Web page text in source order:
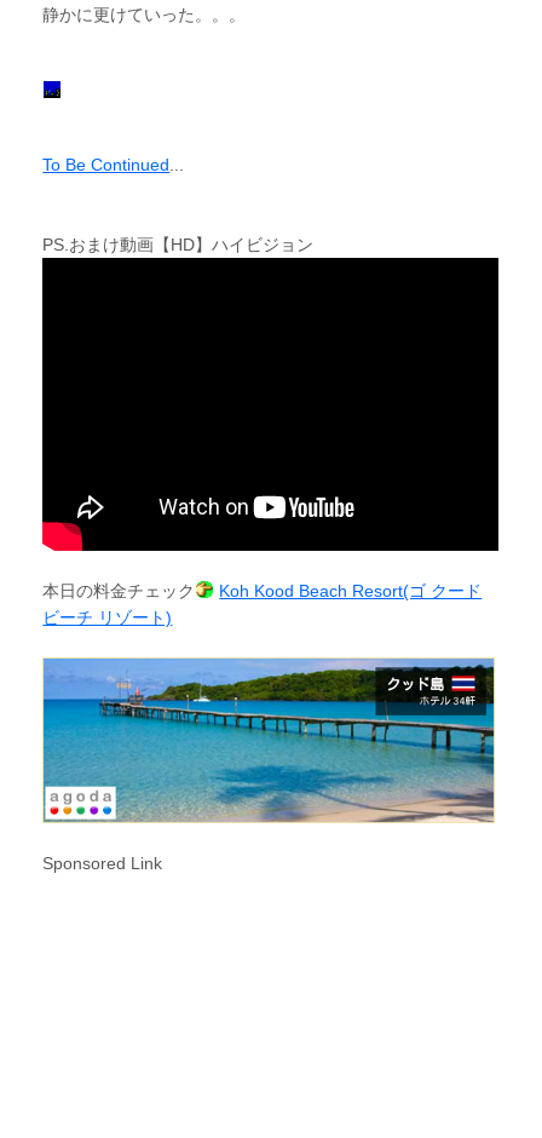
静かに更けていった。。。
To Be Continued
PS.おまけ動画【HD】ハイビジョン
本日の料金チェック
Koh Kood Beach Resort(ゴ クード
ビーチ リゾート)
Sponsored Link